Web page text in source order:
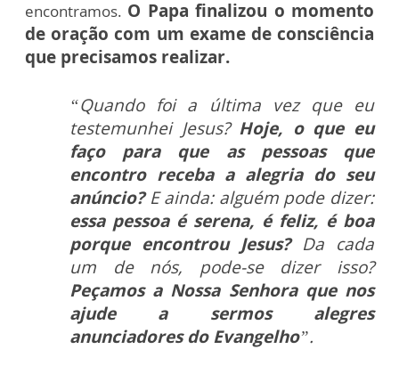
encontramos. O Papa finalizou o momento
de oração com um exame de consciência
que precisamos realizar.
“Quando foi a última vez que eu
testemunhei Jesus? Hoje, o que eu
faço para que as pessoas que
encontro receba a alegria do seu
anúncio?E ainda: alguém pode dizer:
essa pessoa é serena, é feliz, é boa
porque encontrou Jesus? Da cada
um de nós, pode-se dizer isso?
Peçamos a Nossa Senhora que nos
ajude a sermos alegres
anunciadores do Evangelho”.